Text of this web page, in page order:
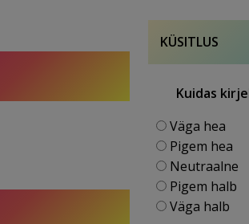
KÜSITLUS
Kuidas
Väga hea
Pigem hea
Neutraalne
Pigem halb
Väga halb